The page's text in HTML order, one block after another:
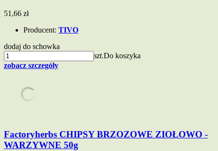
51,66 zł
Producent: TIVO
dodaj do schowka
szt.Do koszyka
zobacz szczegóły
Factoryherbs CHIPSY BRZOZOWE ZIOŁOWO -
WARZYWNE 50g